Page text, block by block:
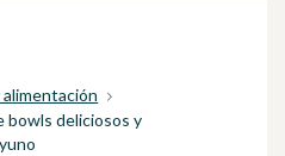
bowls deliciosos y